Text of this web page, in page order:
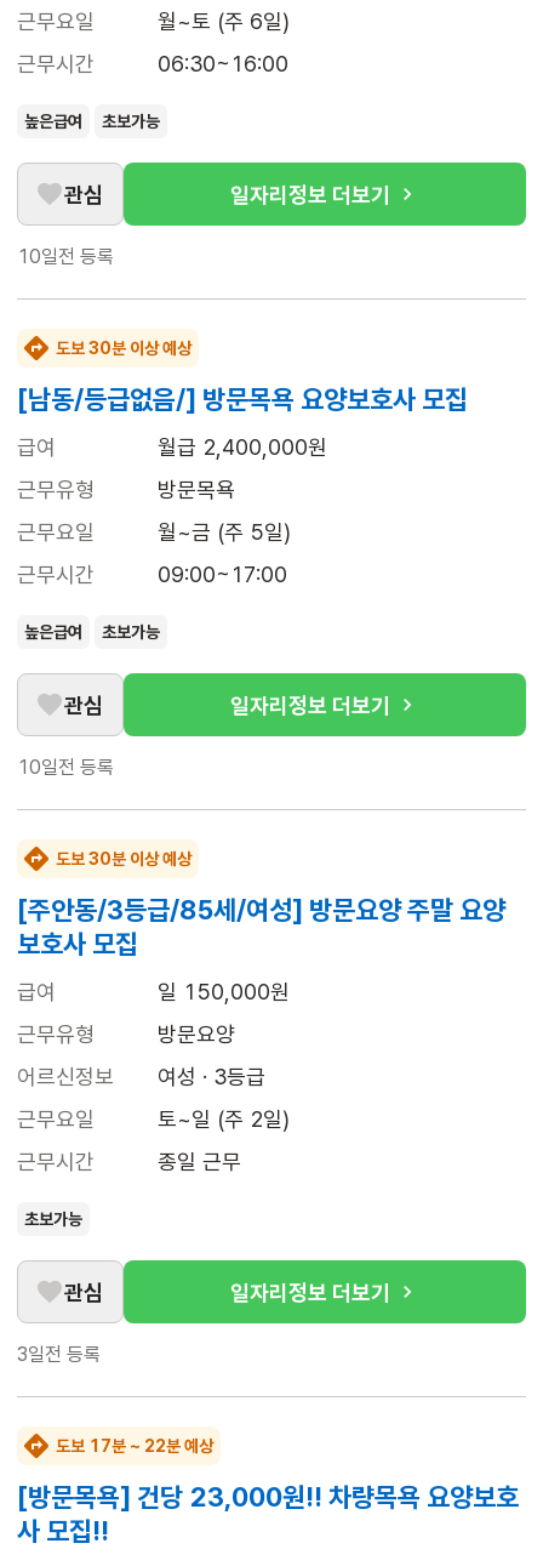
근무요일
월~토 (주 6일)
근무시간
06:30~16:00
높은급여 초보가능
관심 일자리정보 더보기
10일전 등록
도보 30분 이상 예상
[남동/등급없음/] 방문목욕 요양보호사 모집
급여
월급 2,400,000원
근무유형
방문목욕
근무요일
월~금 (주 5일)
근무시간
09:00~17:00
높은급여 초보가능
관심 일자리정보 더보기
10일전 등록
도보 30분 이상 예상
[주안동/3등급/85세/여성] 방문요양 주말 요양
보호사 모집
급여
일 150,000원
근무유형
방문요양
어르신정보
여성 · 3등급
근무요일
토~일 (주 2일)
근무시간
종일 근무
초보가능
관심 일자리정보 더보기
3일전 등록
도보 17분 ~ 22분 예상
[방문목욕] 건당 23,000원!! 차량목욕 요양보호
사 모집!!